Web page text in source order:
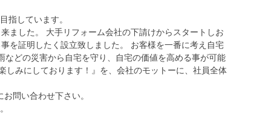
指しています。
ました。 大手リフォーム会社の下請けからスタートしお
を証明したく設立致しました。 お客様を一番に考え自宅
どの災害から自宅を守り、自宅の価値を高める事が可能
みにしております！ 』を、会社のモットーに、社員全体
問い合わせ下さい。